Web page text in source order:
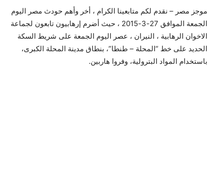
موجز مصر – نقدم لكم متابعينا الكرام ، أخر وأهم حودث مصر اليوم
الجمعة الموافق 27-3-2015 ، حيث أضرم إرهابيون تابعون لجماعة
الاخوان الرهابية ، النيران ، عصر اليوم الجمعة على شريط السكة
الحديد على خط “المحلة – طنطا”، بنطاق مدينة المحلة الكبرى،
باستخدام المواد البترولية، وفروا هاربين.